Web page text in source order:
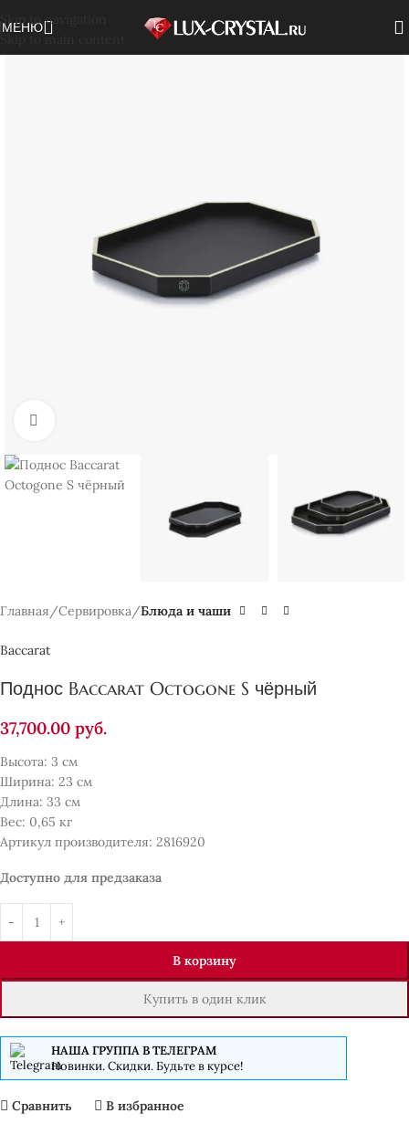
Skip to navigation
Skip to main content
МЕНЮ
Главная Сервировка Блюда и чаши
Baccarat
Поднос Baccarat Octogone S чёрный
37,700.00 руб.
Высота: 3 см
Ширина: 23 см
Длина: 33 см
Вес: 0,65 кг
Артикул производителя: 2816920
Доступно для предзаказа
В корзину
Купить в один клик
НАША ГРУППА В ТЕЛЕГРАМ
Новинки. Скидки. Будьте в курсе!
Сравнить В избранное